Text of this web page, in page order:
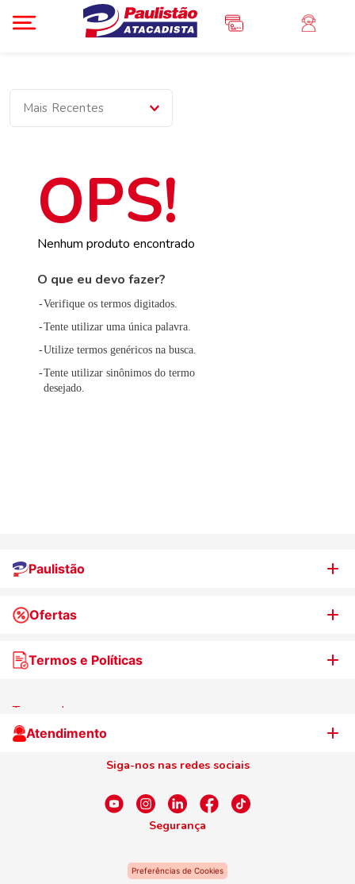
Mais Recentes
Nenhum produto encontrado
O que eu devo fazer?
Verifique os termos digitados.
Tente utilizar uma única palavra.
Utilize termos genéricos na busca.
Tente utilizar sinônimos do termo
desejado.
Paulistão
Quem somos
Nossas lojas
Nosso Cartão
Ofertas
WhatsApp de Ofertas
Televendas
Termos e Políticas
Termos de uso
Centro de Privacidade
Atendimento
Siga-nos nas redes sociais
Segurança
Preferências de Cookies